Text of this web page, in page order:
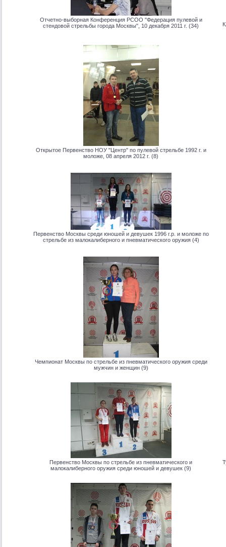
Отчетно-выборная Конференция РСОО "Федерация пулевой и
стендовой стрельбы города Москвы", 10 декабря 2011 г. (34)
Открытое Первенство НОУ "Центр" по пулевой стрельбе 1992 г. и
моложе, 08 апреля 2012 г. (8)
Первенство Москвы среди юношей и девушек 1996 г.р. и моложе по
стрельбе из малокалиберного и пневматического оружия (4)
Чемпионат Москвы по стрельбе из пневматического оружия среди
мужчин и женщин (9)
Первенство Москвы по стрельбе из пневматического и
малокалиберного оружия среди юношей и девушек (9)